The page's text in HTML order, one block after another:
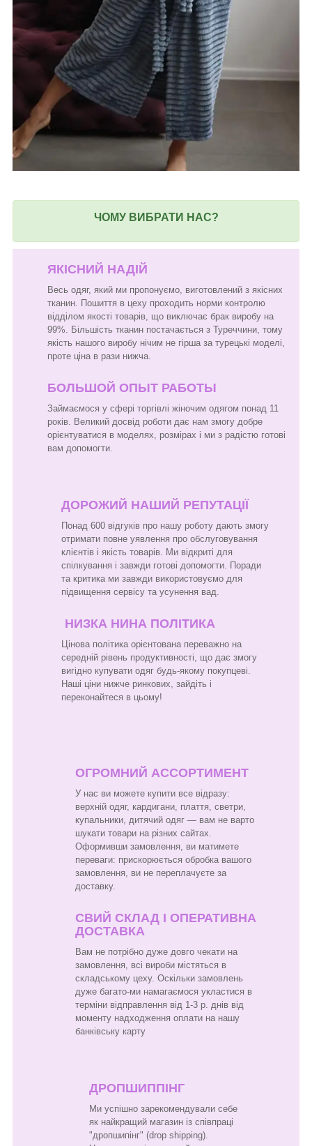
ЧОМУ ВИБРАТИ НАС?
ЯКІСНИЙ НАДІЙ
Весь одяг, який ми пропонуємо, виготовлений з якісних
тканин. Пошиття в цеху проходить норми контролю
відділом якості товарів, що виключає брак виробу на
99%. Більшість тканин постачається з Туреччини, тому
якість нашого виробу нічим не гірша за турецькі моделі,
проте ціна в рази нижча.
БОЛЬШОЙ ОПЫТ РАБОТЫ
Займаємося у сфері торгівлі жіночим одягом понад 11
років. Великий досвід роботи дає нам змогу добре
орієнтуватися в моделях, розмірах і ми з радістю готові
вам допомогти.
ДОРОЖИЙ НАШИЙ РЕПУТАЦІЇ
Понад 600 відгуків про нашу роботу дають змогу
отримати повне уявлення про обслуговування
клієнтів і якість товарів. Ми відкриті для
спілкування і завжди готові допомогти. Поради
та критика ми завжди використовуємо для
підвищення сервісу та усунення вад.
НИЗКА НИНА ПОЛІТИКА
Цінова політика орієнтована переважно на
середній рівень продуктивності, що дає змогу
вигідно купувати одяг будь-якому покупцеві.
Наші ціни нижче ринкових, зайдіть і
переконайтеся в цьому!
ОГРОМНИЙ АССОРТИМЕНТ
У нас ви можете купити все відразу:
верхній одяг, кардигани, плаття, светри,
купальники, дитячий одяг — вам не варто
шукати товари на різних сайтах.
Оформивши замовлення, ви матимете
переваги: прискорюється обробка вашого
замовлення, ви не переплачуєте за
доставку.
СВИЙ СКЛАД І ОПЕРАТИВНА
ДОСТАВКА
Вам не потрібно дуже довго чекати на
замовлення, всі вироби містяться в
складському цеху. Оскільки замовлень
дуже багато-ми намагаємося укластися в
терміни відправлення від 1-3 р. днів від
моменту надходження оплати на нашу
банківську карту
ДРОПШИППІНГ
Ми успішно зарекомендували себе
як найкращий магазин із співпраці
"дропшипінг" (drop shipping).